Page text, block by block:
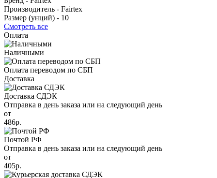
Производитель - Fairtex
Размер (унций) - 10
Смотреть все
Оплата
Наличными
Оплата переводом по СБП
Доставка
Доставка СДЭК
Отправка в день заказа или на следующий день
от
486р.
Почтой РФ
Отправка в день заказа или на следующий день
от
405р.